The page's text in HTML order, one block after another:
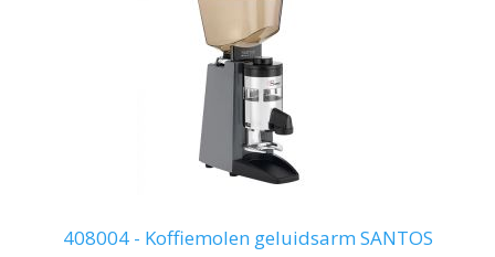
408004 - Koffiemolen geluidsarm SANTOS